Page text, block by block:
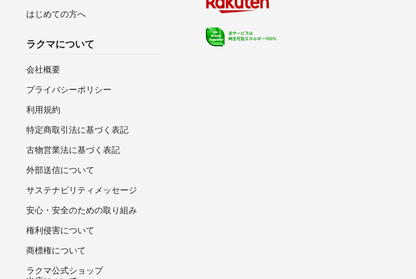
はじめての方へ
ラクマについて
会社概要
プライバシーポリシー
利用規約
特定商取引法に基づく表記
古物営業法に基づく表記
外部送信について
サステナビリティメッセージ
安心・安全のための取り組み
権利侵害について
商標権について
ラクマ公式ショップ